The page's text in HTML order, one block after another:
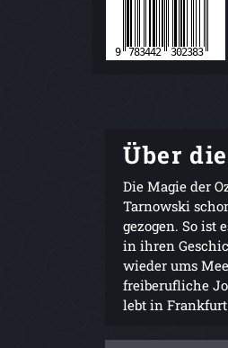
Über
Die Magie der
Tarnowski
gezogen. So ist
in ihren
wieder ums
freiberufliche
lebt in